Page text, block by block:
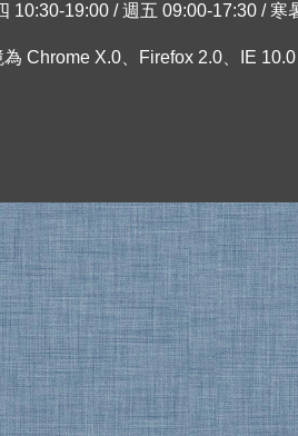
10:30-19:00 / 週五 09:00-17:30 / 寒
Chrome X.0、Firefox 2.0、IE